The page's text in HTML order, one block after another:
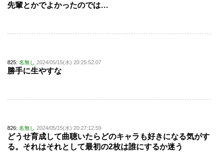
先輩とかでよかったのでは…
825: 名無し 2024/05/15(水) 20:25:52.07
勝手に生やすな
826: 名無し 2024/05/15(水) 20:27:12.59
どうせ育成して曲聴いたらどのキャラも好きになる気がす
る。それはそれとして最初の2枚は誰にするか迷う